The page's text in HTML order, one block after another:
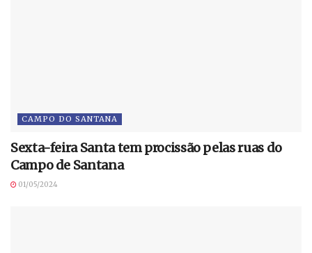
CAMPO DO SANTANA
Sexta-feira Santa tem procissão pelas ruas do
Campo de Santana
01/05/2024